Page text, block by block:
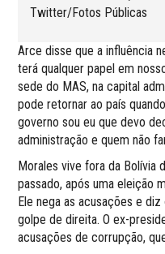
Twitter/Fotos Públicas
Arce disse que a influência
terá qualquer papel em
sede do MAS, na capital
pode retornar ao país
governo sou eu que devo
administração e quem não
Morales vive fora da Bolívia
passado, após uma eleição
Ele nega as acusações e
golpe de direita. O ex-
acusações de corrupção,